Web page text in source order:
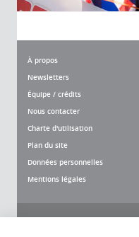
À propos
Newsletters
Équipe / crédits
Nous contacter
Charte d'utilisation
Plan du site
Données personnelles
Mentions légales